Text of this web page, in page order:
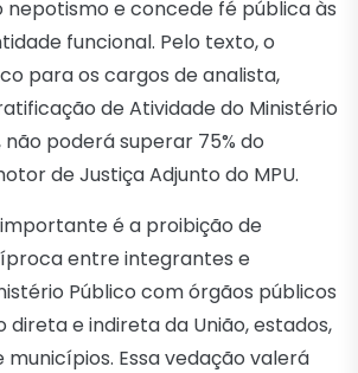
e concede fé pública às
funcional. Pelo texto, o
para os cargos de analista,
de Atividade do Ministério
não poderá superar 75% do
de Justiça Adjunto do MPU.
é a proibição de
entre integrantes e
Público com órgãos públicos
direta e indireta da União, estados,
municípios. Essa vedação valerá